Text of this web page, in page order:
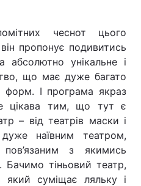
чеснот цього
пропонує подивитись
унікальне і
що має дуже багато
форм. І програма якраз
цікава тим, що тут є
– від театрів маски і
наївним театром,
з якимись
Бачимо тіньовий театр,
який суміщає ляльку і